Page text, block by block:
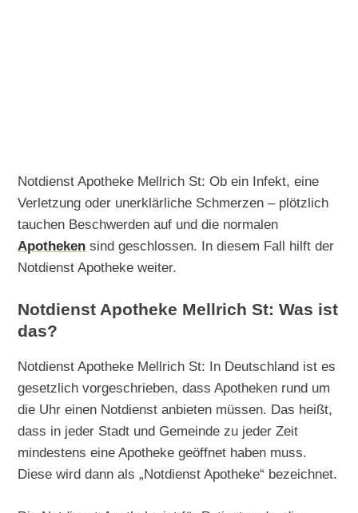
Notdienst Apotheke Mellrich St: Ob ein Infekt, eine
Verletzung oder unerklärliche Schmerzen – plötzlich
tauchen Beschwerden auf und die normalen
Apotheken sind geschlossen. In diesem Fall hilft der
Notdienst Apotheke weiter.
Notdienst Apotheke Mellrich St: Was ist
das?
Notdienst Apotheke Mellrich St: In Deutschland ist es
gesetzlich vorgeschrieben, dass Apotheken rund um
die Uhr einen Notdienst anbieten müssen. Das heißt,
dass in jeder Stadt und Gemeinde zu jeder Zeit
mindestens eine Apotheke geöffnet haben muss.
Diese wird dann als „Notdienst Apotheke“ bezeichnet.